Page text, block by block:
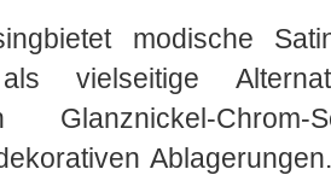
modische
als vielseitige
Glanznickel-Chrom-